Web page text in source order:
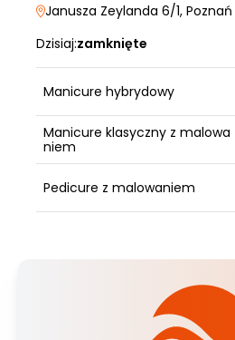
Janusza Zeylanda 6/1, Poznań
Dzisiaj:zamknięte
Manicure hybrydowy
Manicure klasyczny z malowa
niem
Pedicure z malowaniem